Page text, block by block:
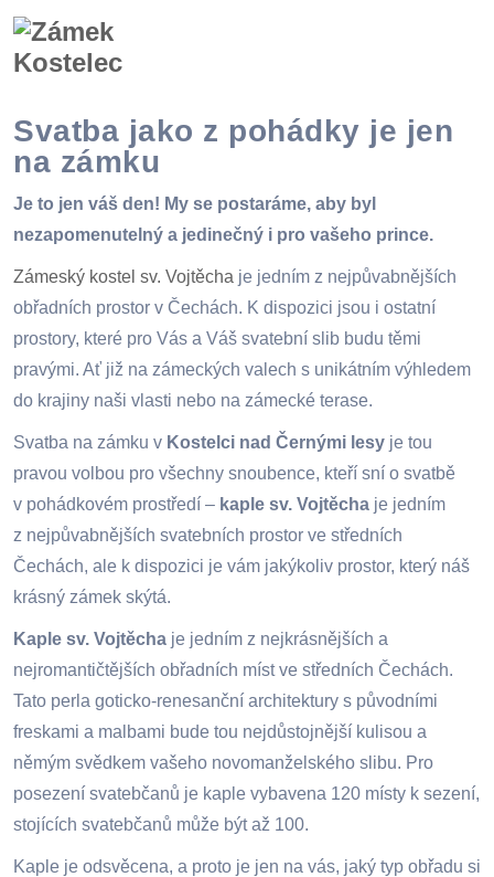
Svatba jako z pohádky je jen
na zámku
Je to jen váš den! My se postaráme, aby byl
nezapomenutelný a jedinečný i pro vašeho prince.
Zámeský kostel sv. Vojtěcha je jedním z nejpůvabnějších
obřadních prostor v Čechách. K dispozici jsou i ostatní
prostory, které pro Vás a Váš svatební slib budu těmi
pravými. Ať již na zámeckých valech s unikátním výhledem
do krajiny naši vlasti nebo na zámecké terase.
Svatba na zámku v Kostelci nad Černými lesy je tou
pravou volbou pro všechny snoubence, kteří sní o svatbě
v pohádkovém prostředí – kaple sv. Vojtěcha je jedním
z nejpůvabnějších svatebních prostor ve středních
Čechách, ale k dispozici je vám jakýkoliv prostor, který náš
krásný zámek skýtá.
Kaple sv. Vojtěcha je jedním z nejkrásnějších a
nejromantičtějších obřadních míst ve středních Čechách.
Tato perla goticko-renesanční architektury s původními
freskami a malbami bude tou nejdůstojnější kulisou a
němým svědkem vašeho novomanželského slibu. Pro
posezení svatebčanů je kaple vybavena 120 místy k sezení,
stojících svatebčanů může být až 100.
Kaple je odsvěcena, a proto je jen na vás, jaký typ obřadu si